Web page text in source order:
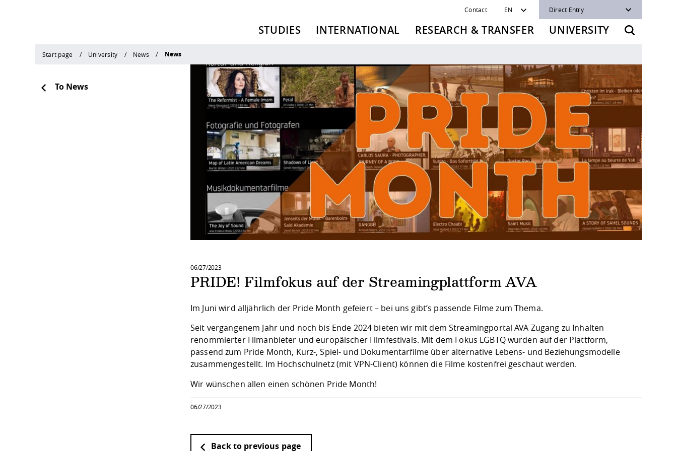
Contact EN Direct Entry
STUDIES INTERNATIONAL RESEARCH & TRANSFER UNIVERSITY
Start page University News News
To News
06/27/2023
PRIDE! Filmfokus auf der Streamingplattform AVA
Im Juni wird alljährlich der Pride Month gefeiert – bei uns gibt’s passende Filme zum Thema.
Seit vergangenem Jahr und noch bis Ende 2024 bieten wir mit dem StreamingportalAVA Zugang zu Inhalten
renommierter Filmanbieter und europäischer Filmfestivals. Mit dem Fokus LGBTQwurden auf der Plattform,
passend zum Pride Month, Kurz-, Spiel- und Dokumentarfilme über alternative Lebens- und Beziehungsmodelle
zusammengestellt. Im Hochschulnetz (mit VPN-Client) können die Filme kostenfrei geschaut werden.
Wir wünschen allen einen schönen Pride Month!
06/27/2023
Back to previous page